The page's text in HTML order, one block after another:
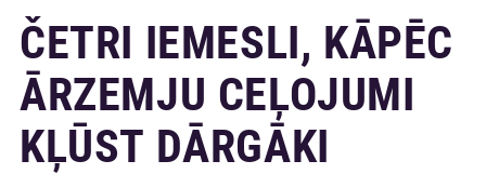
ČETRI IEMESLI, KĀPĒC
ĀRZEMJU CEĻOJUMI
KĻŪST DĀRGĀKI